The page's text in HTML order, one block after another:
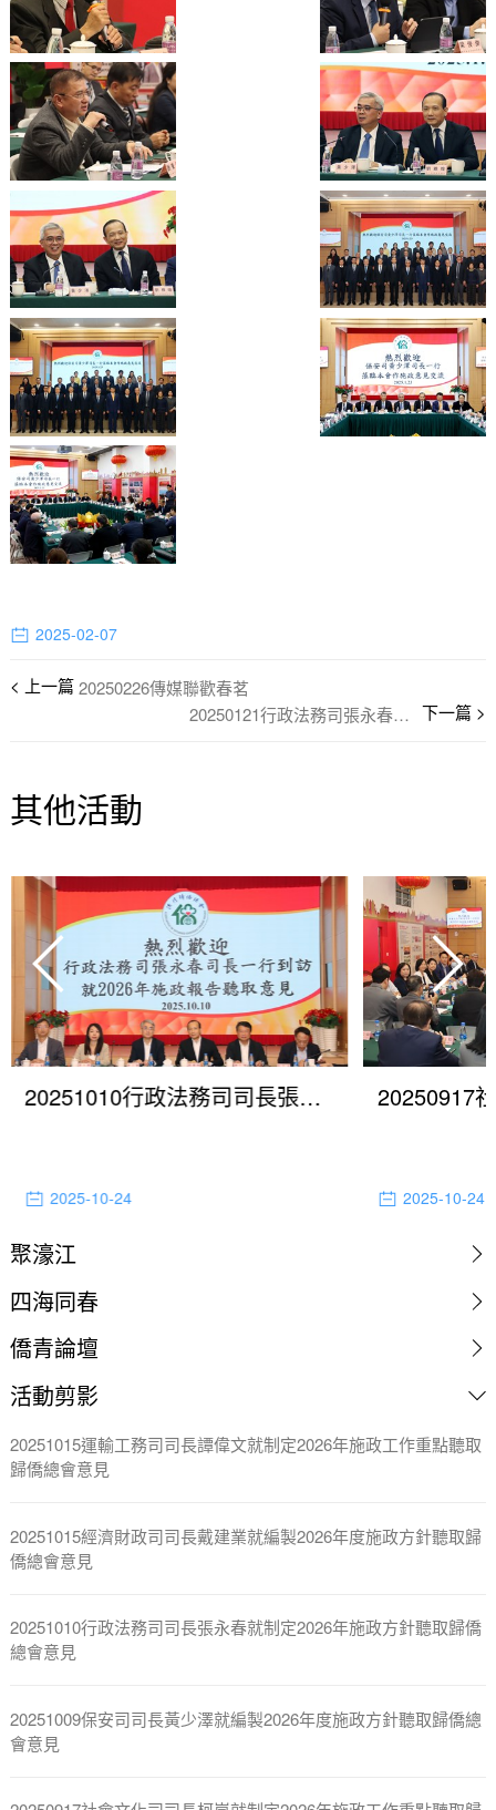
2025-02-07
20250226傳媒聯歡春茗
20250121行政法務司張永春司長一行訪僑總
其他活動
20251010行政法務司司長張永春就制定2026年施政方針聽取歸僑總會意見
2025-10-24 2025-10-24
聚濠江
四海同春
僑青論壇
活動剪影
20251015運輸工務司司長譚偉文就制定2026年施政工作重點聽取
歸僑總會意見
20251015經濟財政司司長戴建業就編製2026年度施政方針聽取歸
僑總會意見
20251010行政法務司司長張永春就制定2026年施政方針聽取歸僑
總會意見
20251009保安司司長黃少澤就編製2026年度施政方針聽取歸僑總
會意見